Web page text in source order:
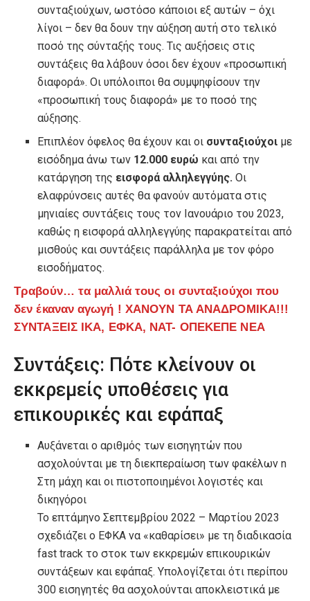
συνταξιούχων, ωστόσο κάποιοι εξ αυτών – όχι
λίγοι – δεν θα δουν την αύξηση αυτή στο τελικό
ποσό της σύνταξής τους. Τις αυξήσεις στις
συντάξεις θα λάβουν όσοι δεν έχουν «προσωπική
διαφορά». Οι υπόλοιποι θα συμψηφίσουν την
«προσωπική τους διαφορά» με το ποσό της
αύξησης.
Επιπλέον όφελος θα έχουν και οι συνταξιούχοι με
εισόδημα άνω των 12.000 ευρώ και από την
κατάργηση της εισφορά αλληλεγγύης. Οι
ελαφρύνσεις αυτές θα φανούν αυτόματα στις
μηνιαίες συντάξεις τους τον Ιανουάριο του 2023,
καθώς η εισφορά αλληλεγγύης παρακρατείται από
μισθούς και συντάξεις παράλληλα με τον φόρο
εισοδήματος.
Τραβούν… τα μαλλιά τους οι συνταξιούχοι που
δεν έκαναν αγωγή ! ΧΑΝΟΥΝ ΤΑ ΑΝΑΔΡΟΜΙΚΑ!!!
ΣΥΝΤΑΞΕΙΣ ΙΚΑ, ΕΦΚΑ, ΝΑΤ- ΟΠΕΚΕΠΕ ΝΕΑ
Συντάξεις: Πότε κλείνουν οι
εκκρεμείς υποθέσεις για
επικουρικές και εφάπαξ
Αυξάνεται ο αριθμός των εισηγητών που
ασχολούνται με τη διεκπεραίωση των φακέλων n
Στη μάχη και οι πιστοποιημένοι λογιστές και
δικηγόροι
Το επτάμηνο Σεπτεμβρίου 2022 – Μαρτίου 2023
σχεδιάζει ο ΕΦΚΑ να «καθαρίσει» με τη διαδικασία
fast track το στοκ των εκκρεμών επικουρικών
συντάξεων και εφάπαξ. Υπολογίζεται ότι περίπου
300 εισηγητές θα ασχολούνται αποκλειστικά με